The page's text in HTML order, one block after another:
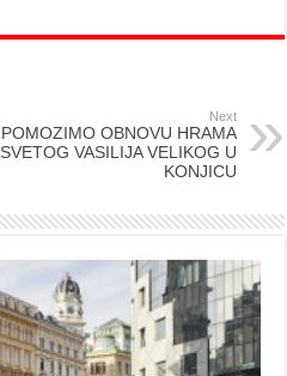
Next
POMOZIMO OBNOVU HRAMA
SVETOG VASILIJA VELIKOG U
KONJICU